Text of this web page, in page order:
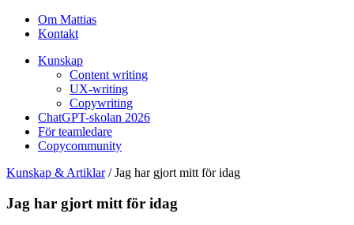
Om Mattias
Kontakt
Kunskap
Content writing
UX-writing
Copywriting
ChatGPT-skolan 2026
För teamledare
Copycommunity
Kunskap & Artiklar/Jag har gjort mitt för idag
Jag har gjort mitt för idag